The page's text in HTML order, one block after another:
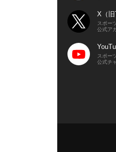
X（旧
スポー
公式ア
スポー
公式チ